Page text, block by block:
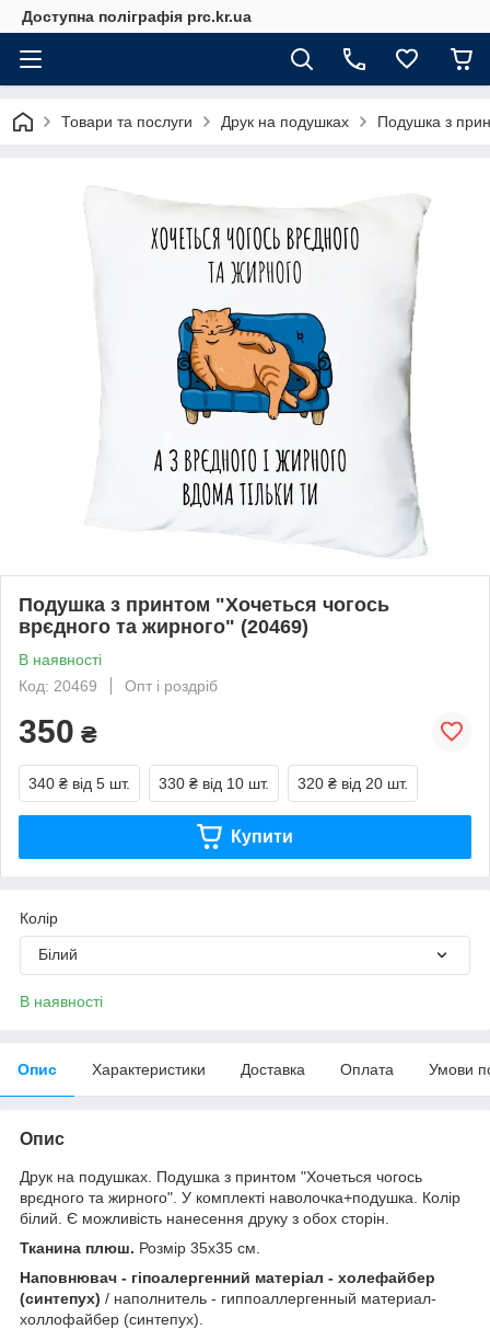
Доступна поліграфія prc.kr.ua
Товари та послуги Друк на подушках Подушка з
Подушка з принтом "Хочеться чогось
врєдного та жирного" (20469)
В наявності
Код: 20469
Опт і роздріб
350 ₴
340 ₴ від 5 шт. 330 ₴ від 10 шт. 320 ₴ від 20 шт.
Купити
Колір
Білий
В наявності
Опис Характеристики Доставка Оплата Умови
Опис
Друк на подушках. Подушка з принтом "Хочеться чогось
врєдного та жирного". У комплекті наволочка+подушка. Колір
білий. Є можливість нанесення друку з обох сторін.
Тканина плюш. Розмір 35х35 см.
Наповнювач - гіпоалергенний матеріал - холефайбер
(синтепух) / наполнитель - гиппоаллергенный материал-
холлофайбер (синтепух).